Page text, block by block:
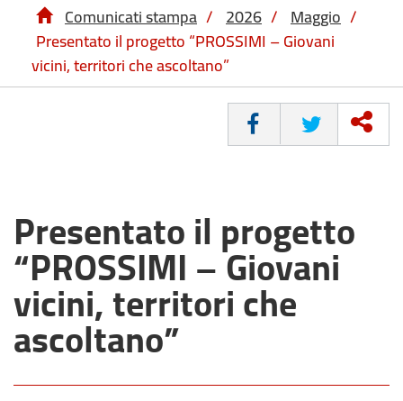
Comunicati stampa / 2026 / Maggio /
Presentato il progetto “PROSSIMI – Giovani
vicini, territori che ascoltano”
CONDIVIDI
Presentato il progetto
“PROSSIMI – Giovani
vicini, territori che
ascoltano”